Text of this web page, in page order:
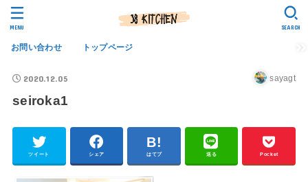
お問い合わせ トップページ
SEARCH
MENU
2020.12.05 sayagt
seiroka1
ツイート シェア はてブ 送る Pocket